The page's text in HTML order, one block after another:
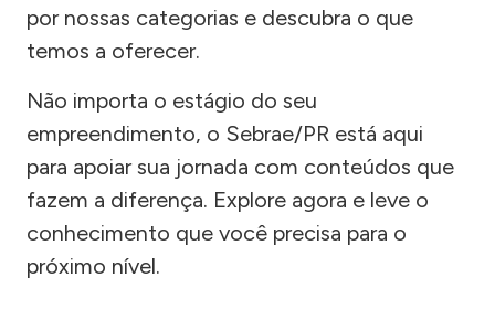
por nossas categorias e descubra o que
temos a oferecer.
Não importa o estágio do seu
empreendimento, o Sebrae/PR está aqui
para apoiar sua jornada com conteúdos que
fazem a diferença. Explore agora e leve o
conhecimento que você precisa para o
próximo nível.